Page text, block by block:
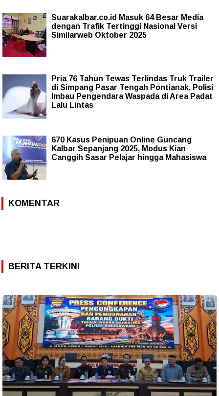
Suarakalbar.co.id Masuk 64 Besar Media
dengan Trafik Tertinggi Nasional Versi
Similarweb Oktober 2025
Pria 76 Tahun Tewas Terlindas Truk Trailer
di Simpang Pasar Tengah Pontianak, Polisi
Imbau Pengendara Waspada di Area Padat
Lalu Lintas
670 Kasus Penipuan Online Guncang
Kalbar Sepanjang 2025, Modus Kian
Canggih Sasar Pelajar hingga Mahasiswa
KOMENTAR
BERITA TERKINI